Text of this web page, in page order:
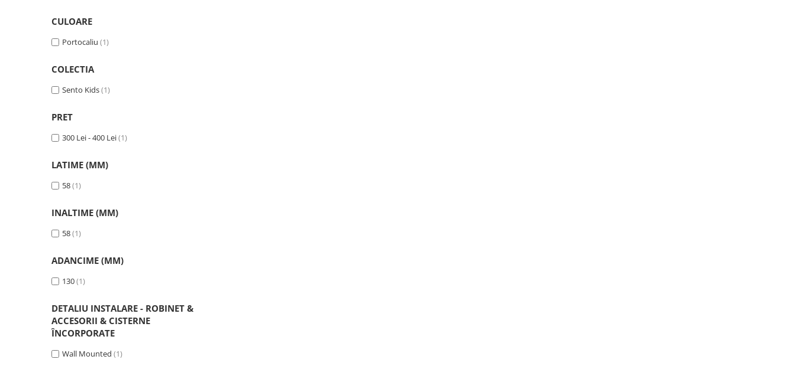
CULOARE
Portocaliu (1)
COLECTIA
Sento Kids(1)
PRET
300 Lei - 400 Lei(1)
LATIME (MM)
58(1)
INALTIME (MM)
58(1)
ADANCIME (MM)
130(1)
DETALIU INSTALARE - ROBINET &
ACCESORII & CISTERNE
ÎNCORPORATE
Wall Mounted (1)